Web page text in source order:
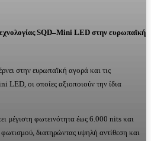
SQD–Mini LED στην ευρωπαϊκή
στην ευρωπαϊκή αγορά και τις
LED, οι οποίες αξιοποιούν την ίδια
μέγιστη φωτεινότητα έως 6.000 nits και
διατηρώντας υψηλή αντίθεση και